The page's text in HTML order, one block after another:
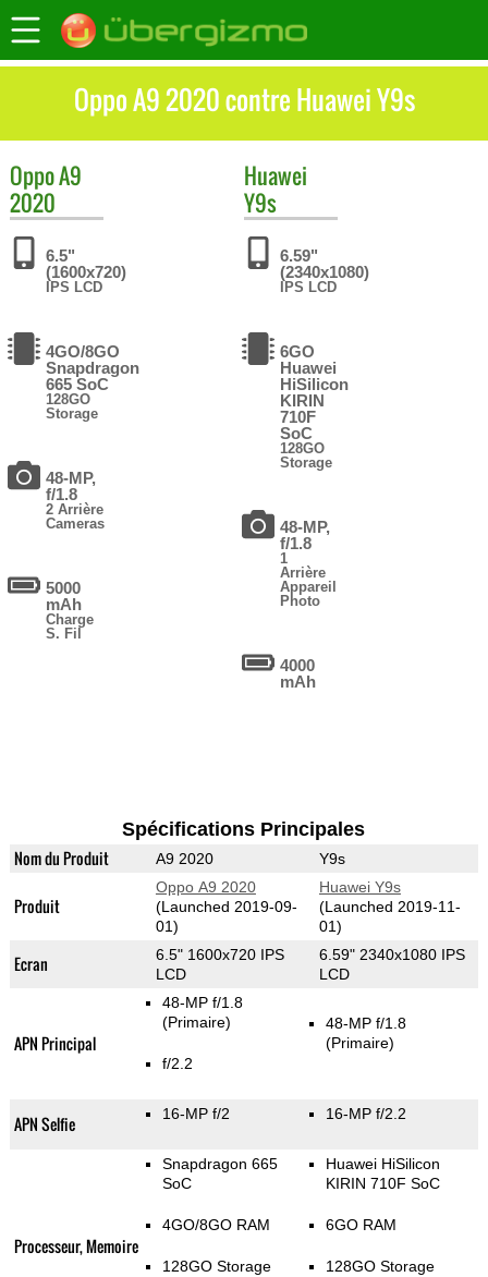
Oppo A9 2020 contre Huawei Y9s
OppoA9
2020
6.5"
(1600x720)
IPS LCD
4GO/8GO
Snapdragon
665 SoC
128GO
Storage
48-MP,
f/1.8
2 Arrière
Cameras
5000
mAh
Charge
S. Fil
Huawei
Y9s
6.59"
(2340x1080)
IPS LCD
6GO
Huawei
HiSilicon
KIRIN
710F
SoC
128GO
Storage
48-MP,
f/1.8
1
Arrière
Appareil
Photo
4000
mAh
Spécifications Principales
Nom du Produit A9 2020 Y9s
Produit
Oppo A9 2020
(Launched 2019-09-
01)
Huawei Y9s
(Launched 2019-11-
01)
Ecran
6.5" 1600x720 IPS
LCD
6.59" 2340x1080 IPS
LCD
APN Principal
48-MP f/1.8
(Primaire)
f/2.2
48-MP f/1.8
(Primaire)
APN Selfie 16-MP f/2 16-MP f/2.2
Processeur, Memoire
Snapdragon 665
SoC
4GO/8GO RAM
128GO Storage
Huawei HiSilicon
KIRIN 710F SoC
6GO RAM
128GO Storage